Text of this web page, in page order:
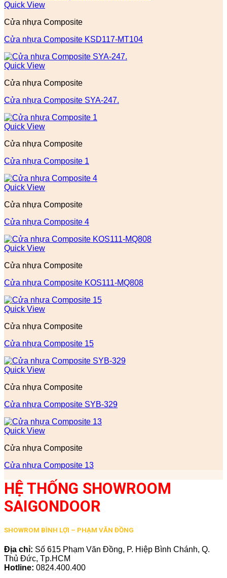
Quick View
Cửa nhựa Composite
Cửa nhựa Composite KSD117-MT104
Quick View
Cửa nhựa Composite
Cửa nhựa Composite SYA-247.
Quick View
Cửa nhựa Composite
Cửa nhựa Composite 1
Quick View
Cửa nhựa Composite
Cửa nhựa Composite 4
Quick View
Cửa nhựa Composite
Cửa nhựa Composite KOS111-MQ808
Quick View
Cửa nhựa Composite
Cửa nhựa Composite 15
Quick View
Cửa nhựa Composite
Cửa nhựa Composite SYB-329
Quick View
Cửa nhựa Composite
Cửa nhựa Composite 13
HỆ THỐNG SHOWROOM
SAIGONDOOR
SHOWROM BÌNH LỢI – PHẠM VĂN ĐỒNG
Địa chỉ: Số 615 Phạm Văn Đồng, P. Hiệp Bình Chánh, Q.
Thủ Đức, Tp.HCM
Hotline: 0824.400.400